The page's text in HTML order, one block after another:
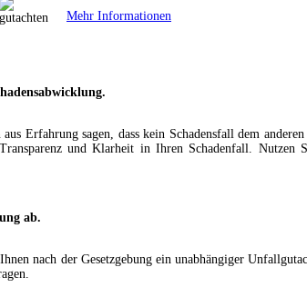
Mehr Informationen
Erfahrung sagen, dass kein Schadensfall dem
und Klarheit in Ihren Schadenfall. Nutzen
ab.
nach der Gesetzgebung ein unabhängiger